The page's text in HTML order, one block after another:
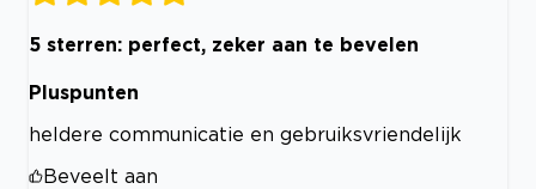
5 sterren: perfect, zeker aan te bevelen
Pluspunten
heldere communicatie en gebruiksvriendelijk
Beveelt aan